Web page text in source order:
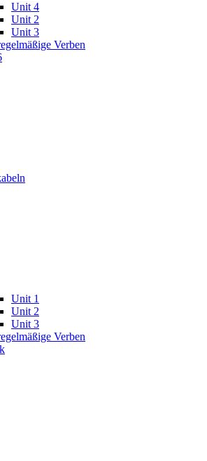
Unit 4
Unit 2
Unit 3
Verben
Unit 1
Unit 2
Unit 3
Verben